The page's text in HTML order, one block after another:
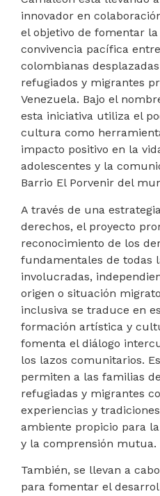
innovador en
el objetivo de fomentar
convivencia pacífica
colombianas
refugiados y migrantes
Venezuela. Bajo el
esta iniciativa utiliza el
cultura como
impacto positivo en la
adolescentes y la
Barrio El Porvenir del
A través de una
derechos, el proyecto
reconocimiento de los
fundamentales de todas
involucradas,
origen o situación
inclusiva se traduce en
formación artística y
fomenta el diálogo
los lazos comunitarios.
permiten a las familias
refugiadas y migrantes
experiencias y
ambiente propicio para
y la comprensión mutua.
También, se llevan a
para fomentar el